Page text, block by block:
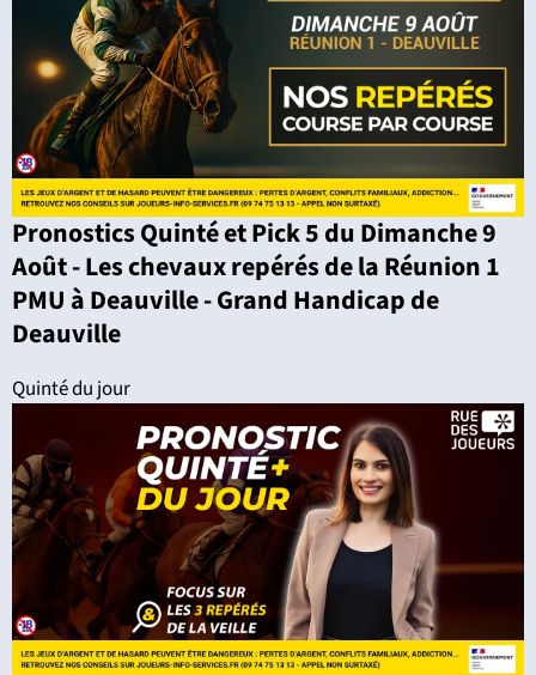
Pronostics Quinté et Pick 5 du Dimanche 9
Août - Les chevaux repérés de la Réunion 1
PMU à Deauville - Grand Handicap de
Deauville
Quinté du jour